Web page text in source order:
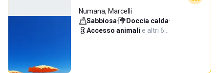
Numana, Marcelli
Sabbiosa· Doccia calda·
Accesso animali·e altri 6…